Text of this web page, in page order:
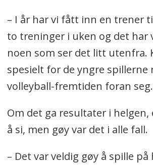
– I år har vi fått inn en trener
to treninger i uken og det
noen som ser det litt utenfra.
spesielt for de yngre spillerne
volleyball-fremtiden foran seg.
Om det ga resultater i helgen,
å si, men gøy var det i alle fall.
– Det var veldig gøy å spille